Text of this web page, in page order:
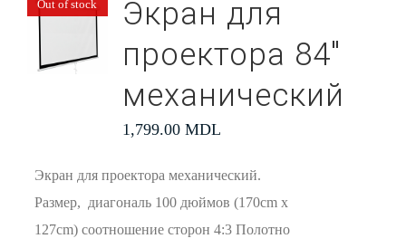
Out of stock
Экран для
проектора 84″
механический
1,799.00 MDL
Экран для проектора механический.
Размер, диагональ 100 дюймов (170cm x
127cm) соотношение сторон 4:3 Полотно